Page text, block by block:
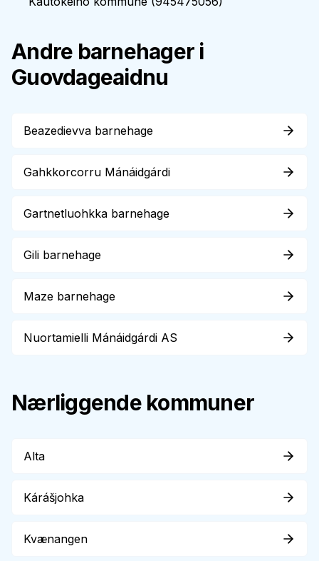
Andre barnehager i
Guovdageaidnu
Beazedievva barnehage
Gahkkorcorru Mánáidgárdi
Gartnetluohkka barnehage
Gili barnehage
Maze barnehage
Nuortamielli Mánáidgárdi AS
Nærliggende kommuner
Alta
Kárášjohka
Kvænangen